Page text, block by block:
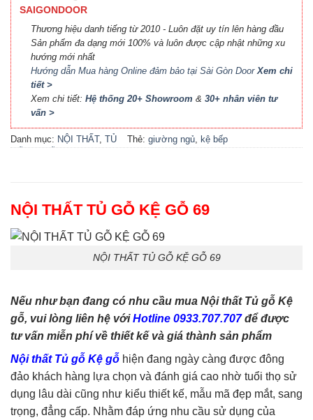
SAIGONDOOR
Thương hiệu danh tiếng từ 2010 - Luôn đặt uy tín lên hàng đầu
Sản phẩm đa dạng mới 100% và luôn được cập nhật những xu
hướng mới nhất
Hướng dẫn Mua hàng Online đảm bảo tại Sài Gòn DoorXem chi
tiết >
Xem chi tiết: Hệ thống 20+ Showroom & 30+ nhân viên tư
vấn >
Danh mục: NỘI THẤT, TỦ
Thẻ:giường ngủ, kệ bếp
bếp,tủ bếp đẹp ,tủ gỗ
tivi
NỘI THẤT TỦ GỖ KỆ GỖ 69
NỘI THẤT TỦ GỖ KỆ GỖ 69
Nếu như bạn đang có nhu cầu mua Nội thất Tủ gỗ Kệ
gỗ, vui lòng liên hệ vớiHotline 0933.707.707để được
tư vấn miễn phí về thiết kế và giá thành sản phẩm
Nội thất Tủ gỗ Kệ gỗ hiện đang ngày càng được đông
đảo khách hàng lựa chọn và đánh giá cao nhờ tuổi thọ sử
dụng lâu dài cũng như kiểu thiết kế, mẫu mã đẹp mắt, sang
trọng, đẳng cấp. Nhằm đáp ứng nhu cầu sử dụng của